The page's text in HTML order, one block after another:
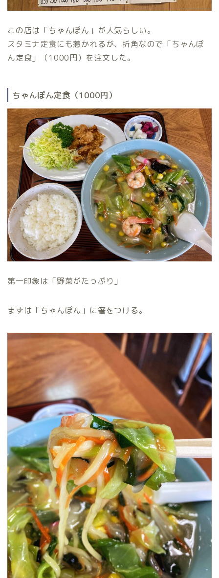
この店は「ちゃんぽん」が人気らしい。
スタミナ定食にも惹かれるが、折角なので「ちゃんぽ
ん定食」（1000円）を注文した。
ちゃんぽん定食（1000円）
第一印象は「野菜がたっぷり」
まずは「ちゃんぽん」に箸をつける。